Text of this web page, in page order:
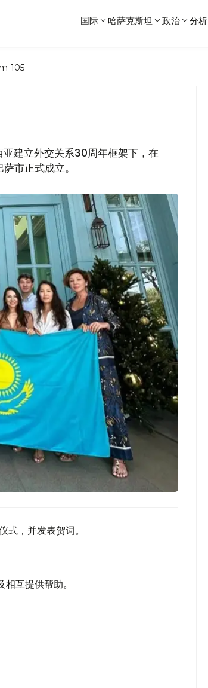
国际 哈萨克斯坦 政治 分析
105
建立外交关系30周年框架下，在
市正式成立。
式，并发表贺词。
互提供帮助。